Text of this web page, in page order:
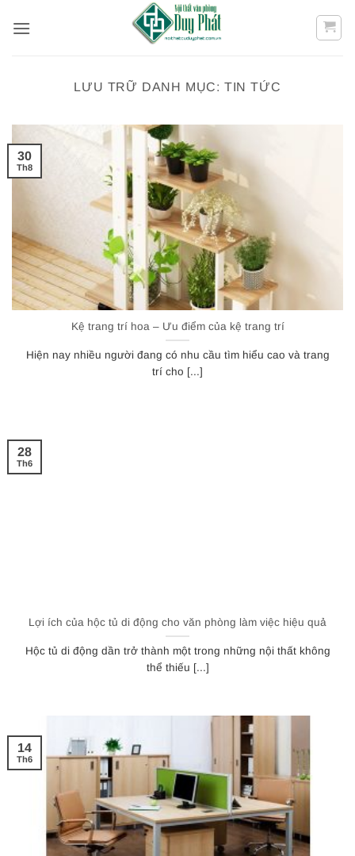
qua
LƯU TRỮ DANH MỤC: TIN TỨC
Kệ trang trí hoa – Ưu điểm của kệ trang trí
Hiện nay nhiều người đang có nhu cầu tìm hiểu cao và trang
trí cho [...]
30
Th8
Lợi ích của hộc tủ di động cho văn phòng làm việc hiệu quả
Hộc tủ di động dần trở thành một trong những nội thất không
thể thiếu [...]
28
Th6
14
Th6